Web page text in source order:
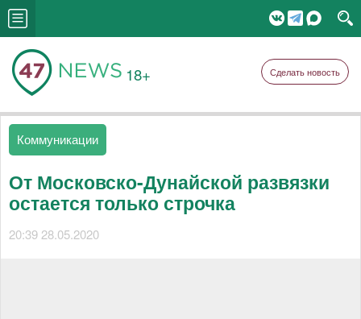
18+ Сделать новость
Коммуникации
От Московско-Дунайской развязки
остается только строчка
20:39 28.05.2020